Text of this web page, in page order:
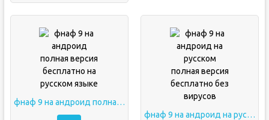
фнаф 9 на андроид полная версия бесплатно на русском языке
фнаф 9 на андроид на русском полная версия бесплатно без вирусов